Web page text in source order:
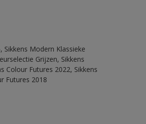
Sikkens Modern Klassieke
Grijzen, Sikkens
Colour Futures 2022, Sikkens
Futures 2018